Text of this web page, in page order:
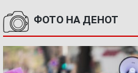
ФОТО НА ДЕНОТ